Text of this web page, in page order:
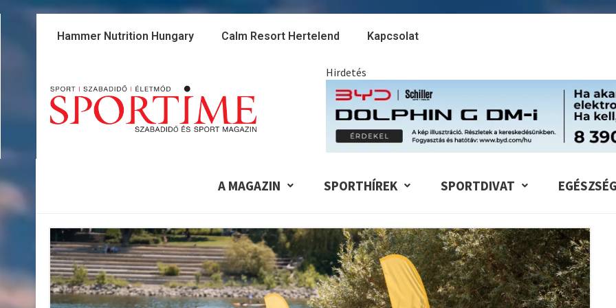
Hammer Nutrition Hungary Calm Resort Hertelend Kapcsolat
Hirdetés
A MAGAZIN SPORTHÍREK SPORTDIVAT EGÉSZSÉG